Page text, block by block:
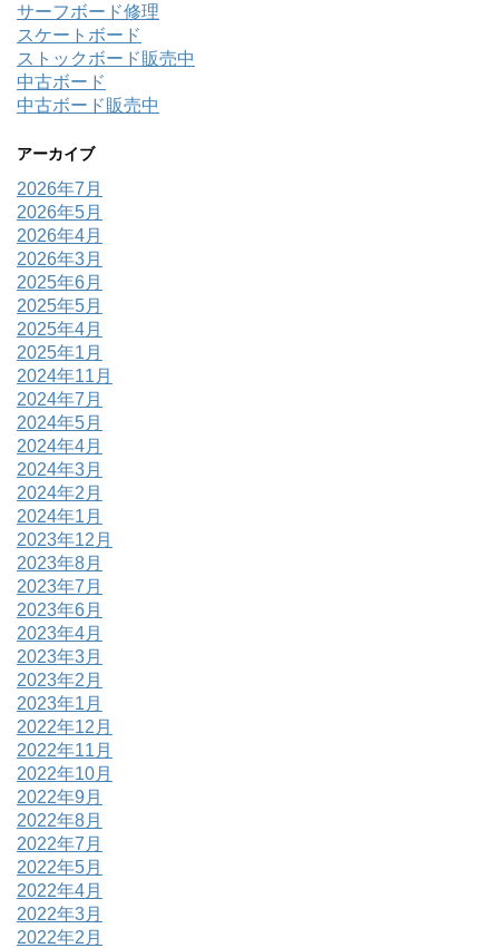
サーフボード修理
スケートボード
ストックボード販売中
中古ボード
中古ボード販売中
アーカイブ
2026年7月
2026年5月
2026年4月
2026年3月
2025年6月
2025年5月
2025年4月
2025年1月
2024年11月
2024年7月
2024年5月
2024年4月
2024年3月
2024年2月
2024年1月
2023年12月
2023年8月
2023年7月
2023年6月
2023年4月
2023年3月
2023年2月
2023年1月
2022年12月
2022年11月
2022年10月
2022年9月
2022年8月
2022年7月
2022年5月
2022年4月
2022年3月
2022年2月